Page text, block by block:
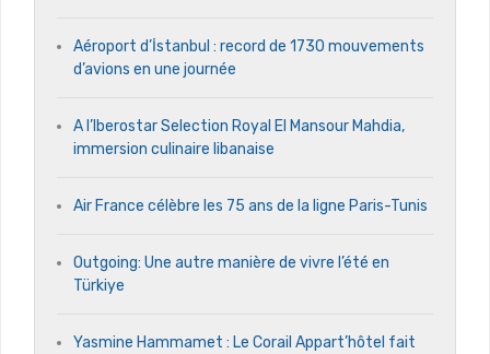
Aéroport d’İstanbul : record de 1730 mouvements
d’avions en une journée
A l’Iberostar Selection Royal El Mansour Mahdia,
immersion culinaire libanaise
Air France célèbre les 75 ans de la ligne Paris-Tunis
Outgoing: Une autre manière de vivre l’été en
Türkiye
Yasmine Hammamet : Le Corail Appart’hôtel fait